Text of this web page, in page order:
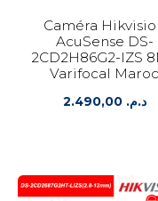
Caméra
AcuSense DS-
2CD2H86G2-IZS
Varifocal Maroc
د.م. 2.490,00